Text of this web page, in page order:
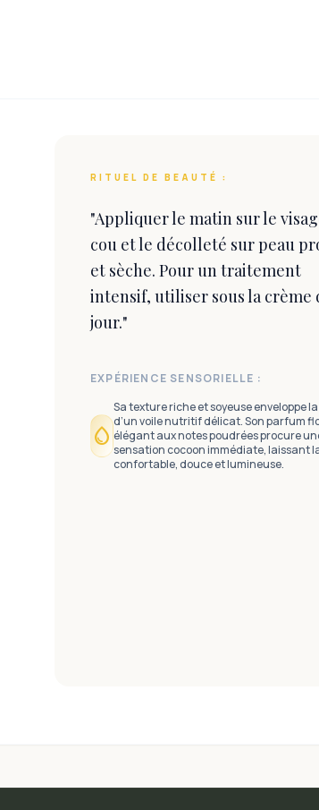
RITUEL DE BEAUTÉ :
"Appliquer le matin sur le
cou et le décolleté sur peau
et sèche. Pour un traitement
intensif, utiliser sous la crème
jour."
EXPÉRIENCE SENSORIELLE :
water_drop
Sa texture riche et soyeuse enveloppe
d’un voile nutritif délicat. Son parfum
élégant aux notes poudrées procure
sensation cocoon immédiate, laissant
confortable, douce et lumineuse.